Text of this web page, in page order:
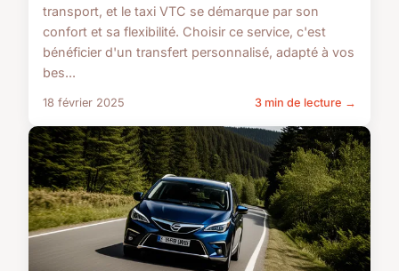
transport, et le taxi VTC se démarque par son
confort et sa flexibilité. Choisir ce service, c'est
bénéficier d'un transfert personnalisé, adapté à vos
bes...
18 février 2025 3 min de lecture →